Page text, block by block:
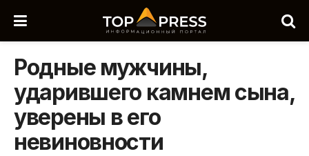
Родные мужчины,
ударившего камнем сына,
уверены в его
невиновности